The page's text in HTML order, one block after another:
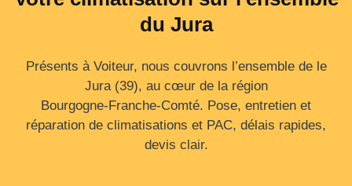
du Jura
Présents à Voiteur, nous couvrons l’ensemble de le
Jura (39), au cœur de la région
Bourgogne‑Franche‑Comté. Pose, entretien et
réparation de climatisations et PAC, délais rapides,
devis clair.